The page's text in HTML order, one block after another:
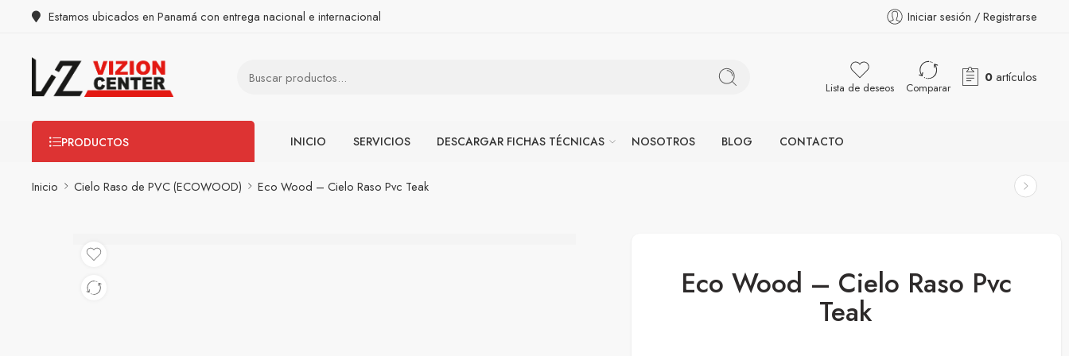
Estamos ubicados en Panamá con entrega nacional e internacional Iniciar sesión / Registrarse
Lista de deseos Comparar
0artículos
PRODUCTOS INICIO SERVICIOS DESCARGAR FICHAS TÉCNICAS NOSOTROS BLOG CONTACTO
Inicio Cielo Raso de PVC (ECOWOOD) Eco Wood – Cielo Raso Pvc Teak
Eco Wood – Cielo Raso Pvc
Teak